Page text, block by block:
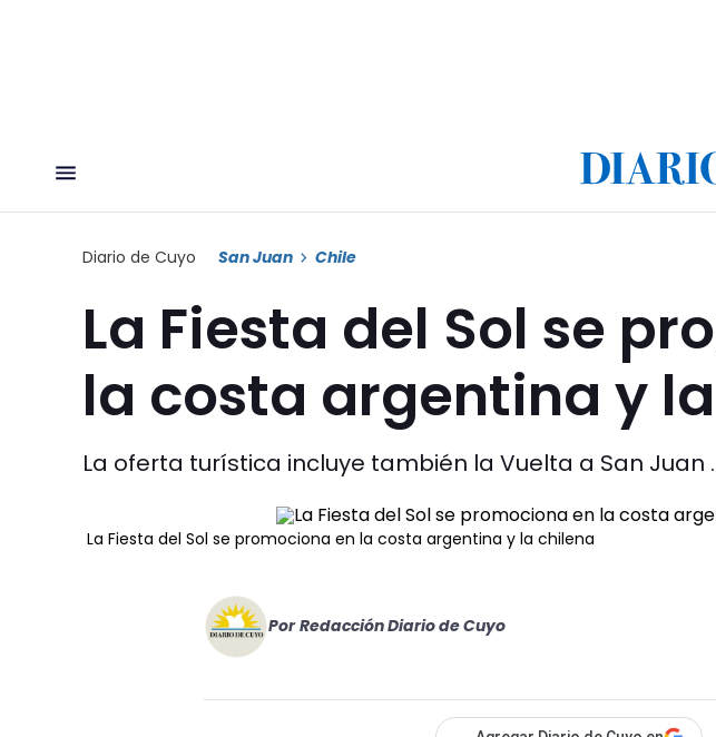
Diario de Cuyo San Juan Chile
La Fiesta del Sol se
la costa argentina y
La oferta turística incluye también la Vuelta a San Juan .
La Fiesta del Sol se promociona en la costa argentina y la chilena
Por Redacción Diario de Cuyo